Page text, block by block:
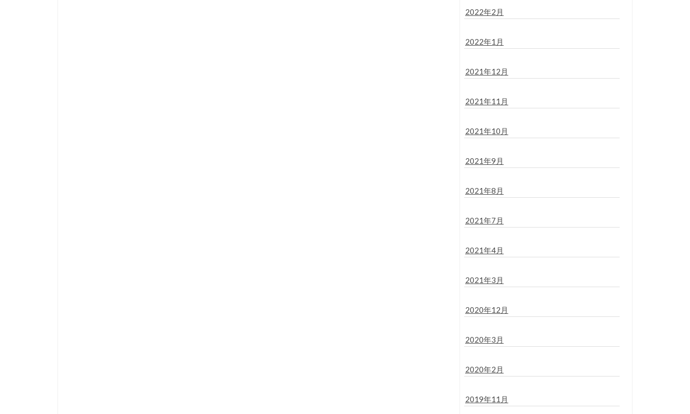
2022年2月
2022年1月
2021年12月
2021年11月
2021年10月
2021年9月
2021年8月
2021年7月
2021年4月
2021年3月
2020年12月
2020年3月
2020年2月
2019年11月